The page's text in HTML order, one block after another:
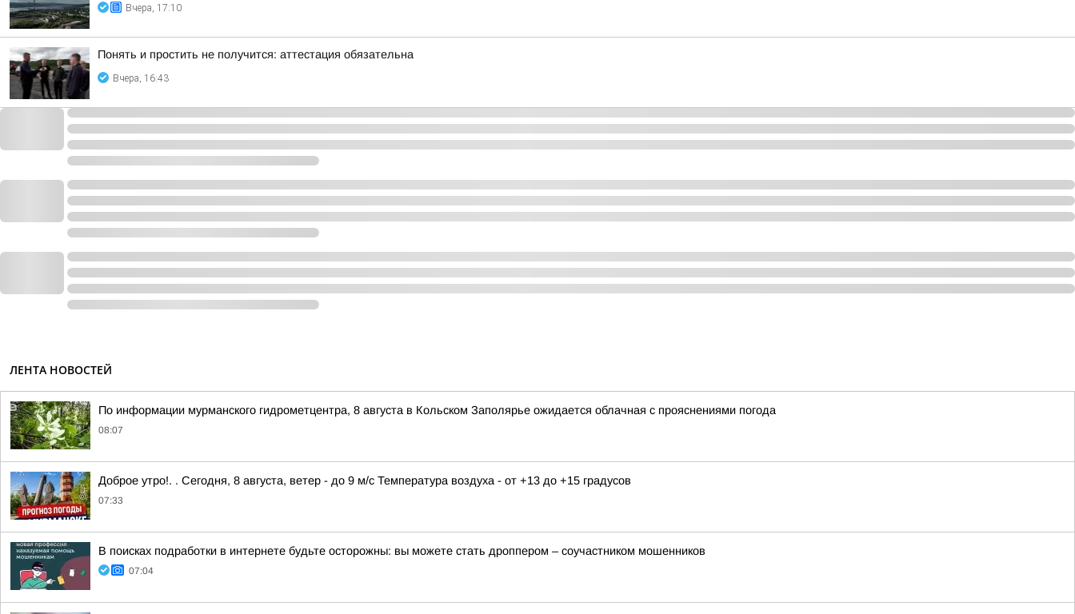
Вчера, 17:10
Понять и простить не получится: аттестация обязательна
Вчера, 16:43
ЛЕНТА НОВОСТЕЙ
По информации мурманского гидрометцентра, 8 августа в Кольском Заполярье ожидается облачная с прояснениями погода
08:07
Доброе утро!. . Сегодня, 8 августа, ветер - до 9 м/с Температура воздуха - от +13 до +15 градусов
07:33
В поисках подработки в интернете будьте осторожны: вы можете стать дроппером – соучастником мошенников
07:04